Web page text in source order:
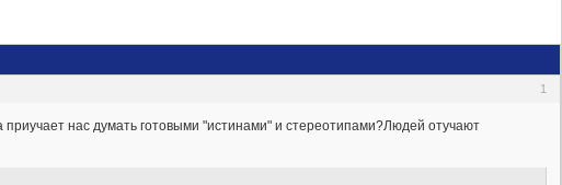
1
нас думать готовыми "истинами" и стереотипами?Людей отучают